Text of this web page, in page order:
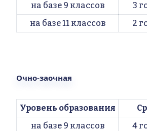
на базе 9 классов
3
на базе 11 классов
2
Очно-заочная
Уровень образования
на базе 9 классов
4